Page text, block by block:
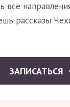
все
рассказы
ЗАПИСАТЬСЯ